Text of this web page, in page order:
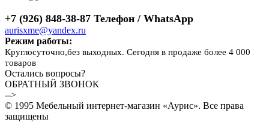
+7 (926) 848-38-87 Телефон / WhatsApp
aurisxme@yandex.ru
Режим работы:
Круглосуточно,без выходных. Сегодня в продаже более 4 000
товаров
Остались вопросы?
ОБРАТНЫЙ ЗВОНОК
-->
© 1995 Мебельный интернет-магазин «Аурис». Все права
защищены